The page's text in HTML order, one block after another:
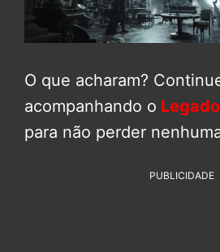
O que acharam?
acompanhando o
para não perder
PUBLICIDADE